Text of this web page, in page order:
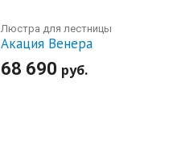
Люстра для лестницы
Акация Венера
68 690 руб.